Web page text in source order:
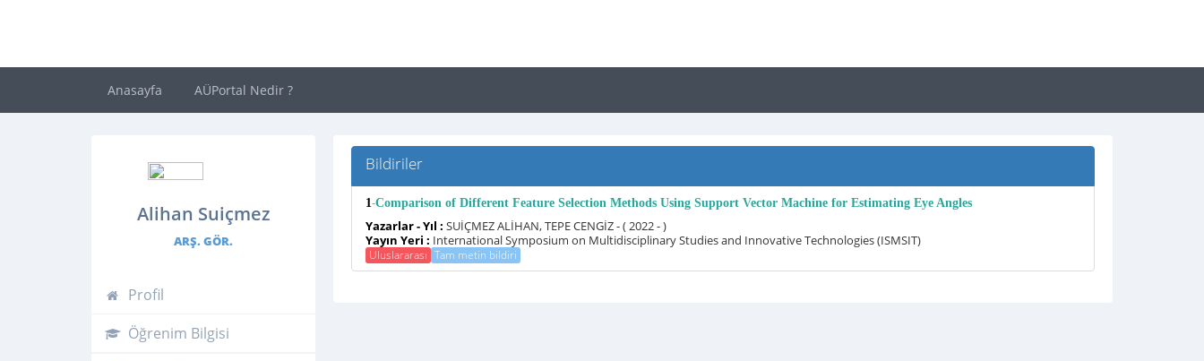
Anasayfa AÜPortal Nedir ?
Alihan Suiçmez
ARŞ. GÖR.
Profil
Öğrenim Bilgisi
Bildiriler
1-Comparison of Different Feature Selection Methods Using Support Vector Machine for Estimating Eye Angles
Yazarlar - Yıl : SUİÇMEZ ALİHAN, TEPE CENGİZ - ( 2022 - )
Yayın Yeri : International Symposium on Multidisciplinary Studies and Innovative Technologies (ISMSIT)
Uluslararası Tam metin bildiri